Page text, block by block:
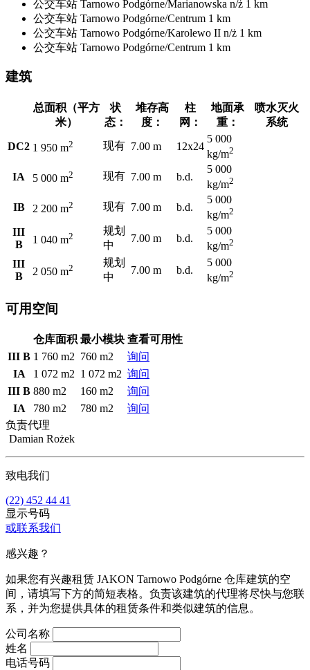
公交车站 Tarnowo Podgórne/Marianowska n/ż 1 km
公交车站 Tarnowo Podgórne/Centrum 1 km
公交车站 Tarnowo Podgórne/Karolewo II n/ż 1 km
公交车站 Tarnowo Podgórne/Centrum 1 km
建筑
总面积（平方
米）
状
态：
堆存高
度：
柱
网：
地面承
重：
喷水灭火
系统
DC2 1 950 m2 现有 7.00 m 12x24
5 000
kg/m2
IA 5 000 m2 现有 7.00 m b.d.
5 000
kg/m2
IB 2 200 m2 现有 7.00 m b.d.
5 000
kg/m2
III
B
1 040 m2
规划
中
7.00 m b.d.
5 000
kg/m2
III
B
2 050 m2
规划
中
7.00 m b.d.
5 000
kg/m2
可用空间
仓库面积 最小模块 查看可用性
III B 1 760 m2 760 m2
询问
IA
1 072 m2 1 072 m2 询问
III B 880 m2 160 m2
询问
IA
780 m2 780 m2
询问
负责代理
Damian Rożek
致电我们
(22) 452 44 41
显示号码
或联系我们
感兴趣？
如果您有兴趣租赁 JAKON Tarnowo Podgórne 仓库建筑的空
间，请填写下方的简短表格。负责该建筑的代理将尽快与您联
系，并为您提供具体的租赁条件和类似建筑的信息。
公司名称
姓名
电话号码